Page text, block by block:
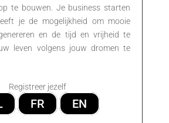
te bouwen. Je business starten
je de mogelijkheid om mooie
en de tijd en vrijheid te
leven volgens jouw dromen te
Registreer jezelf
FR EN